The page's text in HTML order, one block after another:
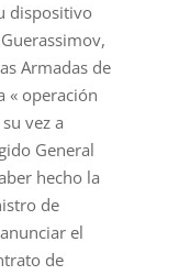
dispositivo
Armadas de
« operación
vez a
General
hecho la
de
el
de